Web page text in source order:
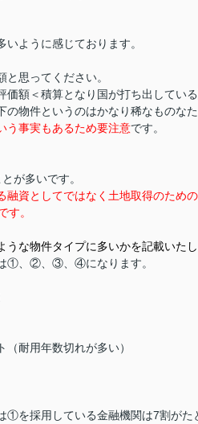
ように感じております。
思ってください。
価額＜積算となり国が打ち出してい
の物件というのはかなり稀なものな
う事実もあるため要注意です。
が多いです。
融資としてではなく土地取得のため
す。
な物件タイプに多いかを記載いたし
①、②、③、④になります。
耐用年数切れが多い）
①を採用している金融機関は7割が